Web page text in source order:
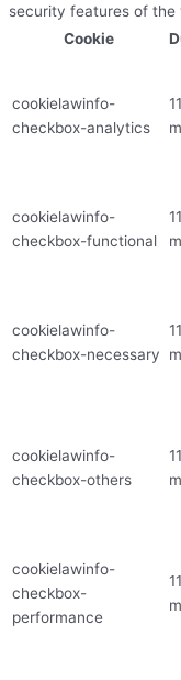
security features of the
Cookie
cookielawinfo-
checkbox-analytics
11
cookielawinfo-
checkbox-functional
11
cookielawinfo-
checkbox-necessary
11
cookielawinfo-
checkbox-others
11
cookielawinfo-
checkbox-
performance
11